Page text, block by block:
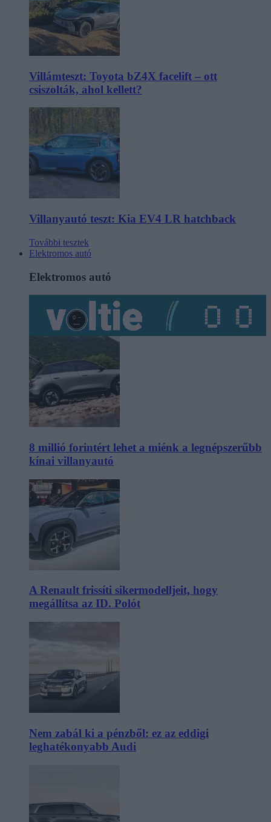
Villámteszt: Toyota bZ4X facelift – ott
csiszolták, ahol kellett?
Villanyautó teszt: Kia EV4 LR hatchback
További tesztek
Elektromos autó
Elektromos autó
8 millió forintért lehet a miénk a legnépszerűbb
kínai villanyautó
A Renault frissíti sikermodelljeit, hogy
megállítsa az ID. Polót
Nem zabál ki a pénzből: ez az eddigi
leghatékonyabb Audi